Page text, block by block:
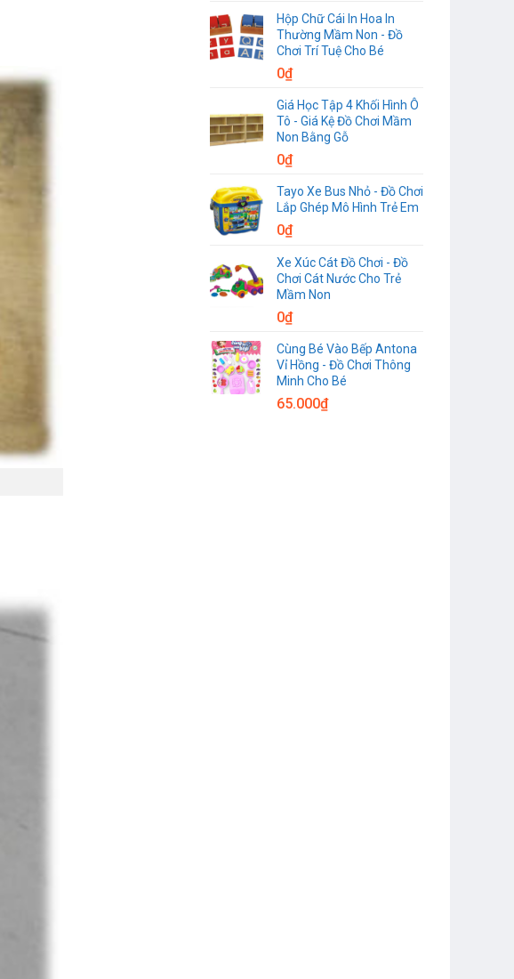
Hộp Chữ Cái In Hoa In
Thường Mầm Non - Đồ
Chơi Trí Tuệ Cho Bé
0₫
Giá Học Tập 4 Khối Hình Ô
Tô - Giá Kệ Đồ Chơi Mầm
Non Bằng Gỗ
0₫
Tayo Xe Bus Nhỏ - Đồ Chơi
Lắp Ghép Mô Hình Trẻ Em
0₫
Xe Xúc Cát Đồ Chơi - Đồ
Chơi Cát Nước Cho Trẻ
Mầm Non
0₫
Cùng Bé Vào Bếp Antona
Vỉ Hồng - Đồ Chơi Thông
Minh Cho Bé
65.000₫